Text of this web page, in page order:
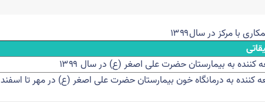
با مرکز در سال۱۳۹۹
کننده به بیمارستان حضرت علی اصغر (ع) در سال ۱۳۹۹
کننده به درمانگاه خون بیمارستان حضرت علی اصغر (ع) در مهر تا اسفند